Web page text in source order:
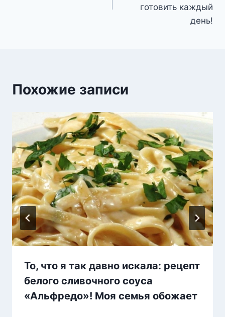
готовить каждый
день!
Похожие записи
То, что я так давно искала: рецепт
белого сливочного соуса
«Альфредо»! Моя семья обожает